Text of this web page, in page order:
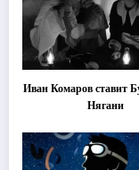
Иван Комаров ставит
Нягани